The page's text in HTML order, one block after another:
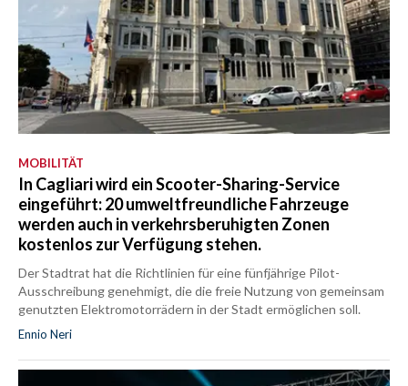
MOBILITÄT
In Cagliari wird ein Scooter-Sharing-Service
eingeführt: 20 umweltfreundliche Fahrzeuge
werden auch in verkehrsberuhigten Zonen
kostenlos zur Verfügung stehen.
Der Stadtrat hat die Richtlinien für eine fünfjährige Pilot-
Ausschreibung genehmigt, die die freie Nutzung von gemeinsam
genutzten Elektromotorrädern in der Stadt ermöglichen soll.
Ennio Neri